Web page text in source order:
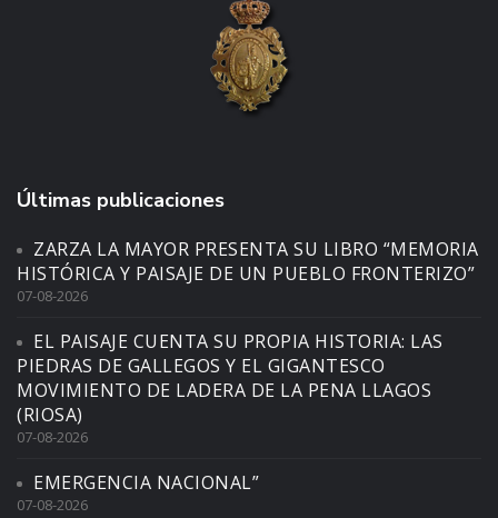
Últimas publicaciones
ZARZA LA MAYOR PRESENTA SU LIBRO “MEMORIA
HISTÓRICA Y PAISAJE DE UN PUEBLO FRONTERIZO”
07-08-2026
EL PAISAJE CUENTA SU PROPIA HISTORIA: LAS
PIEDRAS DE GALLEGOS Y EL GIGANTESCO
MOVIMIENTO DE LADERA DE LA PENA LLAGOS
(RIOSA)
07-08-2026
EMERGENCIA NACIONAL”
07-08-2026